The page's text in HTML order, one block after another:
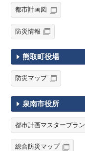
都市計画図
防災情報
熊取町役場
防災マップ
泉南市役所
都市計画マスタープラン
総合防災マップ